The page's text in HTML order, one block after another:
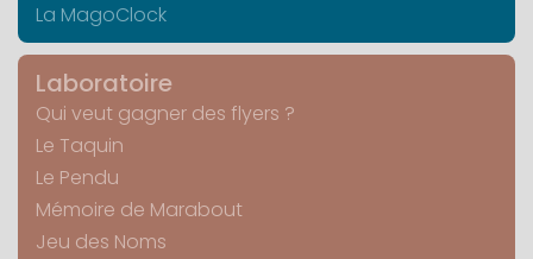
La MagoClock
Laboratoire
Qui veut gagner des flyers ?
Le Taquin
Le Pendu
Mémoire de Marabout
Jeu des Noms